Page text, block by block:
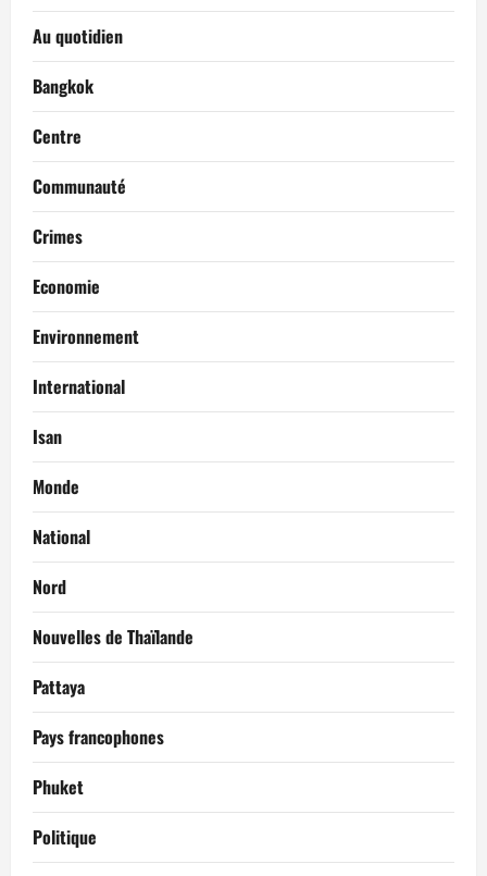
Au quotidien
Bangkok
Centre
Communauté
Crimes
Economie
Environnement
International
Isan
Monde
National
Nord
Nouvelles de Thaïlande
Pattaya
Pays francophones
Phuket
Politique